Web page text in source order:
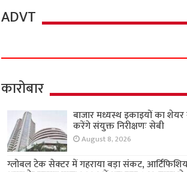
ADVT
कारोबार
बाजार मध्यस्थ इकाइयों का शेयर
करेंगे संयुक्त निरीक्षणः सेबी
August 8, 2026
ग्लोबल टेक सेक्टर में गहराया बड़ा संकट,